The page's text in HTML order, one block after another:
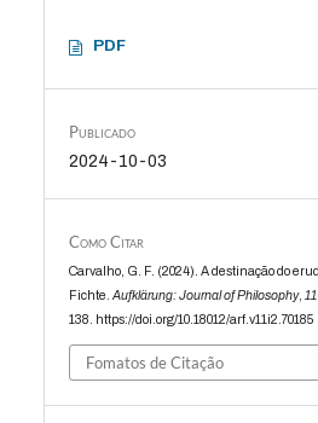
PDF
Publicado
2024-10-03
Como Citar
Carvalho, G. F. (2024). A destinação do
Fichte.Aufklärung: Journal of Philosophy, 11
138. https://doi.org/10.18012/arf.v11i2.70185
Fomatos de Citação